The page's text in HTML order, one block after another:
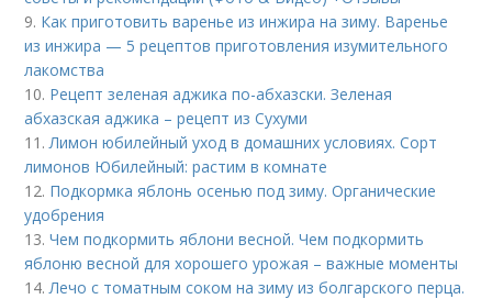
9. Как приготовить варенье из инжира на зиму. Варенье
из инжира — 5 рецептов приготовления изумительного
лакомства
10. Рецепт зеленая аджика по-абхазски. Зеленая
абхазская аджика – рецепт из Сухуми
11.Лимон юбилейный уход в домашних условиях. Сорт
лимонов Юбилейный: растим в комнате
12. Подкормка яблонь осенью под зиму. Органические
удобрения
13.Чем подкормить яблони весной. Чем подкормить
яблоню весной для хорошего урожая – важные моменты
14.Лечо с томатным соком на зиму из болгарского перца.